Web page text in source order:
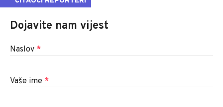
Dojavite nam vijest
Naslov *
Vaše ime *